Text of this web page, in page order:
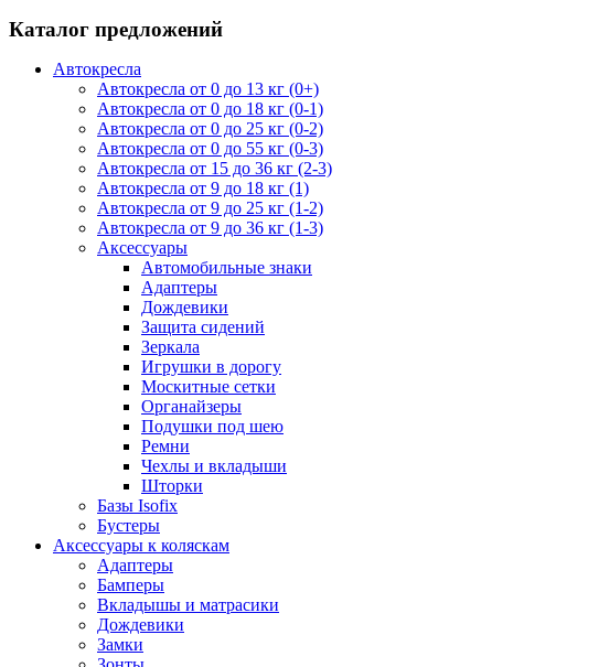
Каталог предложений
Автокресла
Автокресла от 0 до 13 кг (0+)
Автокресла от 0 до 18 кг (0-1)
Автокресла от 0 до 25 кг (0-2)
Автокресла от 0 до 55 кг (0-3)
Автокресла от 15 до 36 кг (2-3)
Автокресла от 9 до 18 кг (1)
Автокресла от 9 до 25 кг (1-2)
Автокресла от 9 до 36 кг (1-3)
Аксессуары
Автомобильные знаки
Адаптеры
Дождевики
Защита сидений
Зеркала
Игрушки в дорогу
Москитные сетки
Органайзеры
Подушки под шею
Ремни
Чехлы и вкладыши
Шторки
Базы Isofix
Бустеры
Аксессуары к коляскам
Адаптеры
Бамперы
Вкладышы и матрасики
Дождевики
Замки